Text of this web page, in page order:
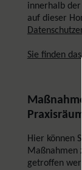
innerhalb der
auf dieser
Sie finden
Hier können
Maßnahmen
getroffen